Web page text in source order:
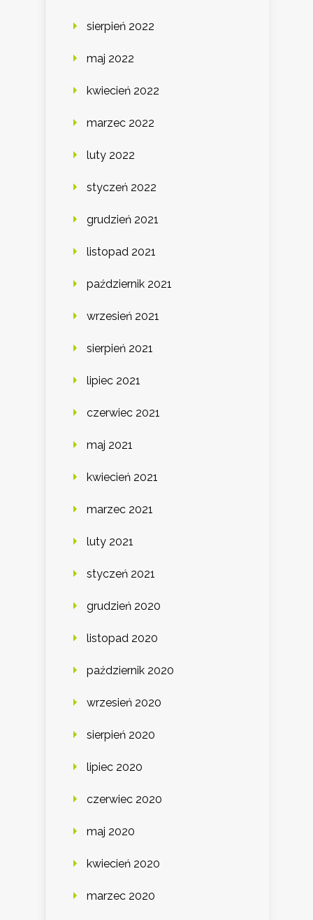
sierpień 2022
maj 2022
kwiecień 2022
marzec 2022
luty 2022
styczeń 2022
grudzień 2021
listopad 2021
październik 2021
wrzesień 2021
sierpień 2021
lipiec 2021
czerwiec 2021
maj 2021
kwiecień 2021
marzec 2021
luty 2021
styczeń 2021
grudzień 2020
listopad 2020
październik 2020
wrzesień 2020
sierpień 2020
lipiec 2020
czerwiec 2020
maj 2020
kwiecień 2020
marzec 2020